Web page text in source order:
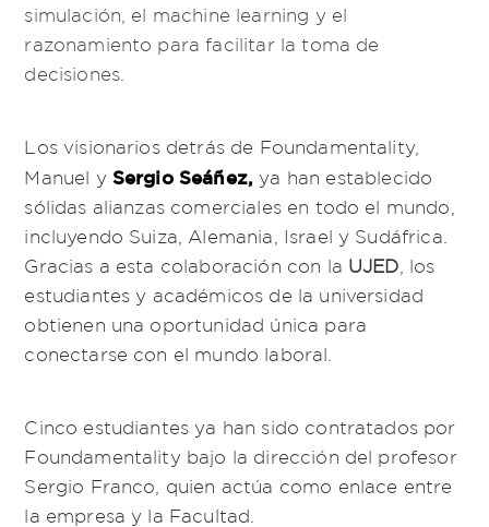
simulación, el machine learning y el
razonamiento para facilitar la toma de
decisiones.
Los visionarios detrás de Foundamentality,
Manuel y Sergio Seáñez, ya han establecido
sólidas alianzas comerciales en todo el mundo,
incluyendo Suiza, Alemania, Israel y Sudáfrica.
Gracias a esta colaboración con la UJED , los
estudiantes y académicos de la universidad
obtienen una oportunidad única para
conectarse con el mundo laboral.
Cinco estudiantes ya han sido contratados por
Foundamentality bajo la dirección del profesor
Sergio Franco, quien actúa como enlace entre
la empresa y la Facultad.